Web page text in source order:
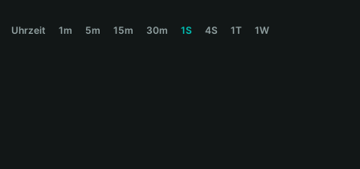
Español (Argentina)
Uhrzeit 1m 5m 15m 30m 1S 4S 1T 1W